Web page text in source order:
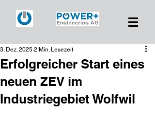
Erfolgreicher Start eines
neuen ZEV im
Industriegebiet Wolfwil
3. Dez. 2025 2 Min. Lesezeit